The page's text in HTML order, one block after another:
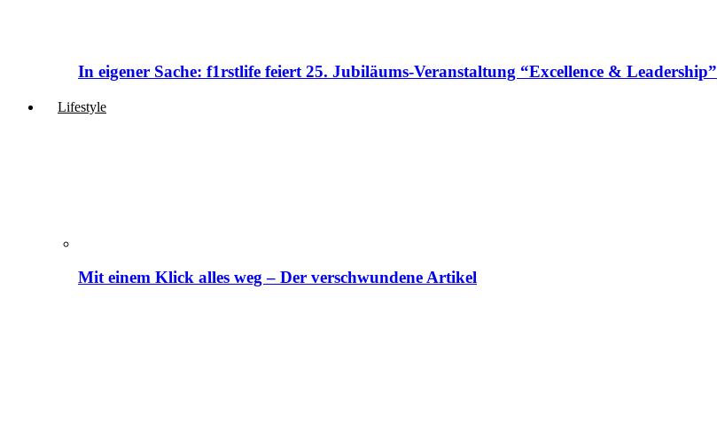
In eigener Sache: f1rstlife feiert 25. Jubiläums-Veranstaltung “Excellence & Leadership”
Lifestyle
Mit einem Klick alles weg – Der verschwundene Artikel